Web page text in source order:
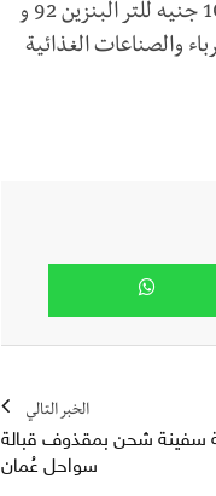
كما قررت اللجنة تثبيت أسعار البنزين بأنواعه عند 8.75 جنيه للتر البنزين 80 و 10.25 جنيه للتر البنزين 92 و
الكهرباء والصناعات الغذائية
الخبر التالي
سفينة شحن بمقذوف قبالة
سواحل عُمان